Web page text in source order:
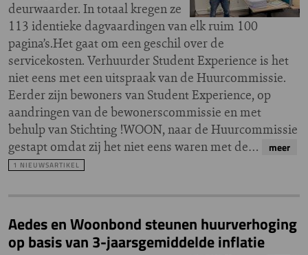
deurwaarder. In totaal kregen ze
113 identieke dagvaardingen van elk ruim 100
pagina’s.Het gaat om een geschil over de
servicekosten. Verhuurder Student Experience is het
niet eens met een uitspraak van de Huurcommissie.
Eerder zijn bewoners van Student Experience, op
aandringen van de bewonerscommissie en met
behulp van Stichting !WOON, naar de Huurcommissie
gestapt omdat zij het niet eens waren met de…
meer
1 NIEUWSARTIKEL
Aedes en Woonbond steunen huurverhoging
op basis van 3-jaarsgemiddelde inflatie